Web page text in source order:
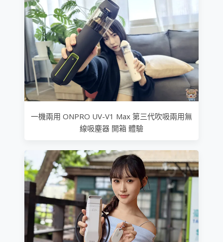
一機兩用 ONPRO UV-V1 Max 第三代吹吸兩用無
線吸塵器 開箱 體驗